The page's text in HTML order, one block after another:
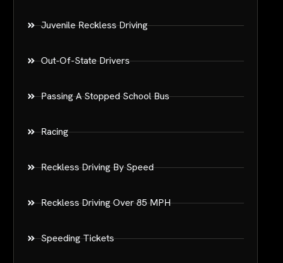
Juvenile Reckless Driving
Out-Of-State Drivers
Passing A Stopped School Bus
Racing
Reckless Driving By Speed
Reckless Driving Over 85 MPH
Speeding Tickets